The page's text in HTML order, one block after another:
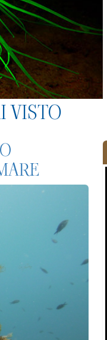
VISTO